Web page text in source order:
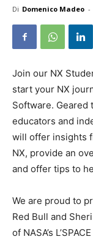
Di Domenico Madeo -
Join our NX
start your NX
Software.
educators and
will offer insights
NX, provide an
and offer tips to
We are proud to
Red Bull and
of NASA’s